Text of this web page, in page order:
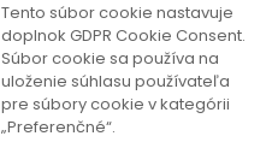
Tento súbor cookie nastavuje
doplnok GDPR Cookie Consent.
Súbor cookie sa používa na
uloženie súhlasu používateľa
pre súbory cookie v kategórii
„Preferenčné“.